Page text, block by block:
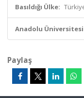
Basıldığı Ülke:
Anadolu
Paylaş